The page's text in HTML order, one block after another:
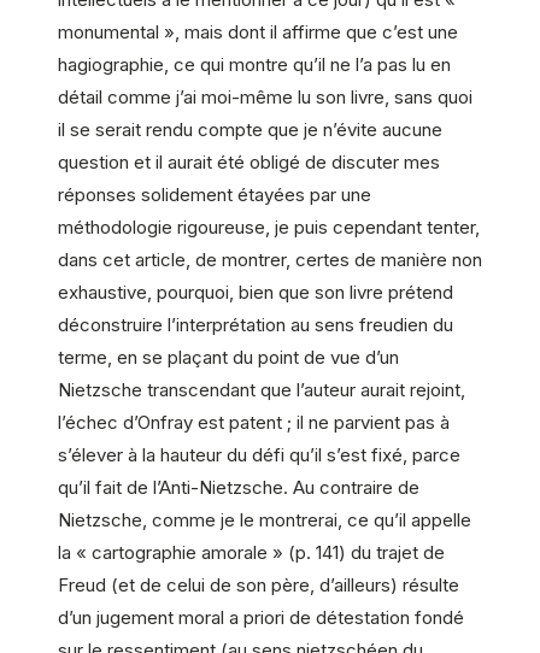
monumental », mais dont il affirme que c’est une
hagiographie, ce qui montre qu’il ne l’a pas lu en
détail comme j’ai moi-même lu son livre, sans quoi
il se serait rendu compte que je n’évite aucune
question et il aurait été obligé de discuter mes
réponses solidement étayées par une
méthodologie rigoureuse, je puis cependant tenter,
dans cet article, de montrer, certes de manière non
exhaustive, pourquoi, bien que son livre prétend
déconstruire l’interprétation au sens freudien du
terme, en se plaçant du point de vue d’un
Nietzsche transcendant que l’auteur aurait rejoint,
l’échec d’Onfray est patent ; il ne parvient pas à
s’élever à la hauteur du défi qu’il s’est fixé, parce
qu’il fait de l’Anti-Nietzsche. Au contraire de
Nietzsche, comme je le montrerai, ce qu’il appelle
la « cartographie amorale » (p. 141) du trajet de
Freud (et de celui de son père, d’ailleurs) résulte
d’un jugement moral a priori de détestation fondé